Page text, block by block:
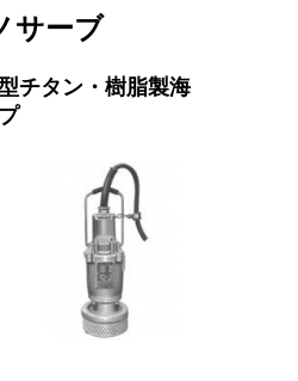
サーブ
チタン・樹脂製海
プ